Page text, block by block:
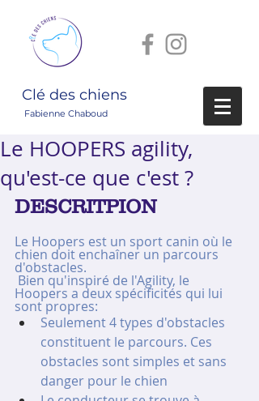
Clé des chiens
Fabienne Chaboud
Le HOOPERS agility,
qu'est-ce que c'est ?
DESCRITPION
Le Hoopers est un sport canin où le
chien doit enchaîner un parcours
d'obstacles.
Hoopers a deux spécificités qui lui
sont propres:
Seulement 4 types d'obstacles
constituent le parcours. Ces
obstacles sont simples et sans
danger pour le chien